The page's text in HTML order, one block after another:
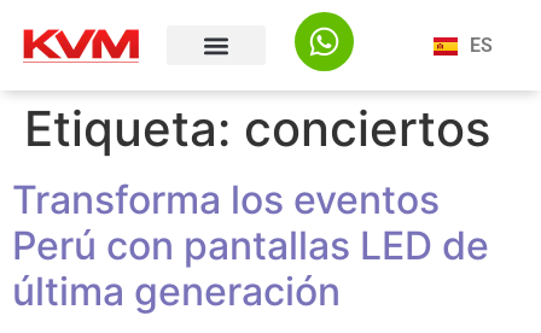
ES
Etiqueta: conciertos
Transforma los eventos
Perú con pantallas LED de
última generación